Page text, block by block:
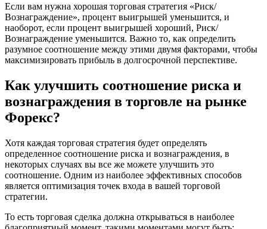
Если вам нужна хорошая торговая стратегия «Риск/
Вознаграждение», процент выигрышей уменьшится, и
наоборот, если процент выигрышей хороший, Риск/
Вознаграждение уменьшится. Важно то, как определить
разумное соотношение между этими двумя факторами, чтобы
максимизировать прибыль в долгосрочной перспективе.
Как улучшить соотношение риска и
вознаграждения в торговле на рынке
Форекс?
Хотя каждая торговая стратегия будет определять
определенное соотношение риска и вознаграждения, в
некоторых случаях вы все же можете улучшить это
соотношение. Одним из наиболее эффективных способов
является оптимизация точек входа в вашей торговой
стратегии.
То есть торговая сделка должна открываться в наиболее